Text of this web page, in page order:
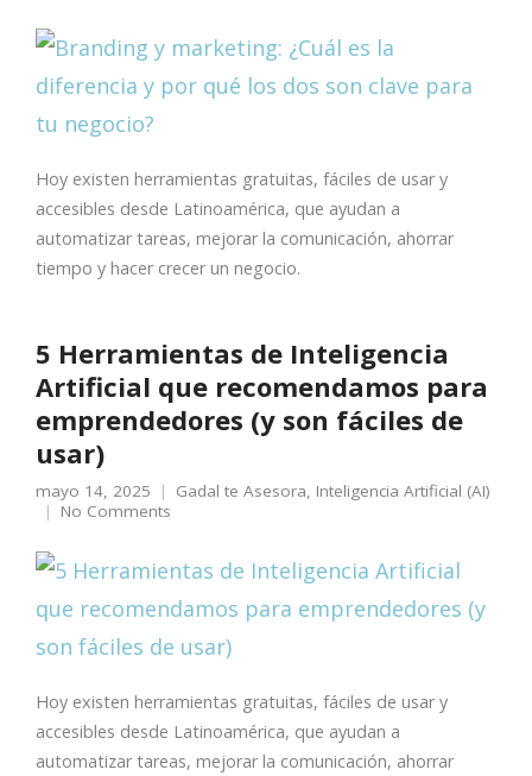
Hoy existen herramientas gratuitas, fáciles de usar y
accesibles desde Latinoamérica, que ayudan a
automatizar tareas, mejorar la comunicación, ahorrar
tiempo y hacer crecer un negocio.
5 Herramientas de Inteligencia
Artificial que recomendamos para
emprendedores (y son fáciles de
usar)
mayo 14, 2025 Gadal te Asesora, Inteligencia Artificial (AI)
No Comments
Hoy existen herramientas gratuitas, fáciles de usar y
accesibles desde Latinoamérica, que ayudan a
automatizar tareas, mejorar la comunicación, ahorrar